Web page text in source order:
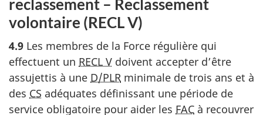
reclassement – Reclassement
volontaire (RECL V)
4.9 Les membres de la Force régulière qui
effectuent un RECL V doivent accepter d’être
assujettis à une D/PLR minimale de trois ans et à
des CS adéquates définissant une période de
service obligatoire pour aider les FAC à recouvrer